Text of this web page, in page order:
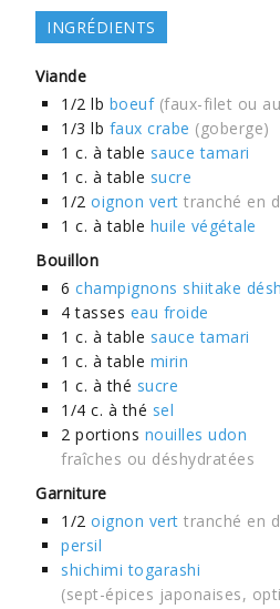
INGRÉDIENTS
Viande
1/2 lb boeuf (faux-filet ou
1/3 lb faux crabe (goberge)
1 c. à table sauce tamari
1 c. à table sucre
1/2 oignon vert tranché en
1 c. à table huile végétale
Bouillon
6 champignons shiitake
4 tasses eau froide
1 c. à table sauce tamari
1 c. à table mirin
1 c. à thé sucre
1/4 c. à thé sel
2 portions nouilles udon
fraîches ou déshydratées
Garniture
1/2 oignon vert tranché en
persil
shichimi togarashi
(sept-épices japonaises,